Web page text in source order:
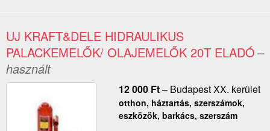
UJ KRAFT&DELE HIDRAULIKUS
PALACKEMELŐK/ OLAJEMELŐK 20T ELADÓ–
használt
12 000 Ft– Budapest XX. kerület
otthon, háztartás, szerszámok,
eszközök, barkács, szerszám